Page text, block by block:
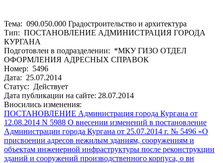
Тема: 090.050.000 Градостроительство и архитектура
Тип: ПОСТАНОВЛЕНИЕ АДМИНИСТРАЦИЯ ГОРОДА
КУРГАНА
Подготовлен в подразделении: *МКУ ГИЗО ОТДЕЛ
ОФОРМЛЕНИЯ АДРЕСНЫХ СПРАВОК
Номер: 5496
Дата: 25.07.2014
Статус: Действует
Дата публикации на сайте: 28.07.2014
Вносились изменения:
ПОСТАНОВЛЕНИЕ Администрация города Кургана от
12.08.2014 N 5988 О внесении изменений в постановление
Администрации города Кургана от 25.07.2014 г. № 5496 «О
присвоении адресов нежилым зданиям, сооружениям и
объектам инженерной инфраструктуры после реконструкции
зданий и сооружений производственного корпуса, о вн